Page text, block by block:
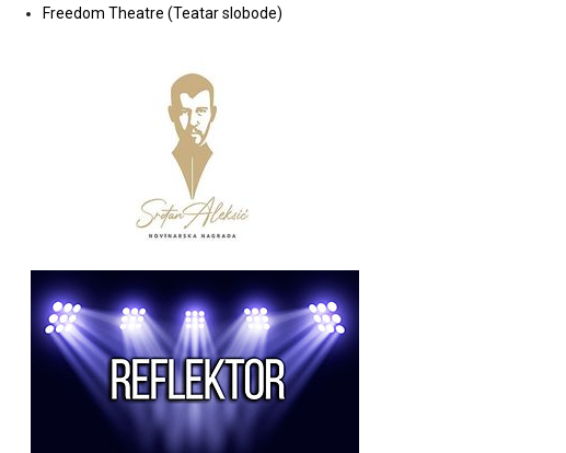
Freedom Theatre (Teatar slobode)